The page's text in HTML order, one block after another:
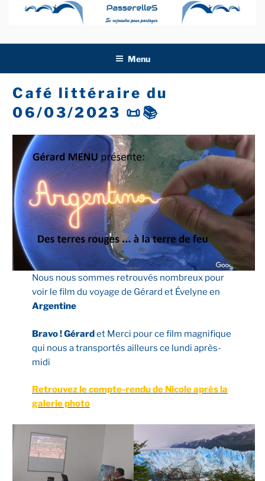
Menu
Café littéraire du
06/03/2023 📜📚
Nous nous sommes retrouvés nombreux pour
voir le film du voyage de Gérard et Évelyne en
Argentine
Bravo ! Gérardet Merci pour ce film magnifique
qui nous a transportés ailleurs ce lundi après-
midi
Retrouvez le compte-rendu de Nicole après la
galerie photo